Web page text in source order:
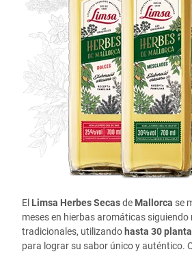
El Limsa Herbes Secasde Mallorca se
meses en hierbas aromáticas siguiendo
tradicionales, utilizando hasta 30
para lograr su sabor único y auténtico.